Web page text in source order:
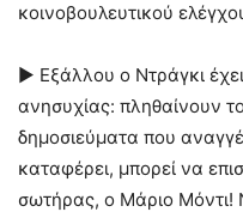
κοινοβουλευτικού
► Εξάλλου ο Ντράγκι
ανησυχίας: πληθαίνουν
δημοσιεύματα που
καταφέρει, μπορεί να
σωτήρας, ο Μάριο Μόντι!